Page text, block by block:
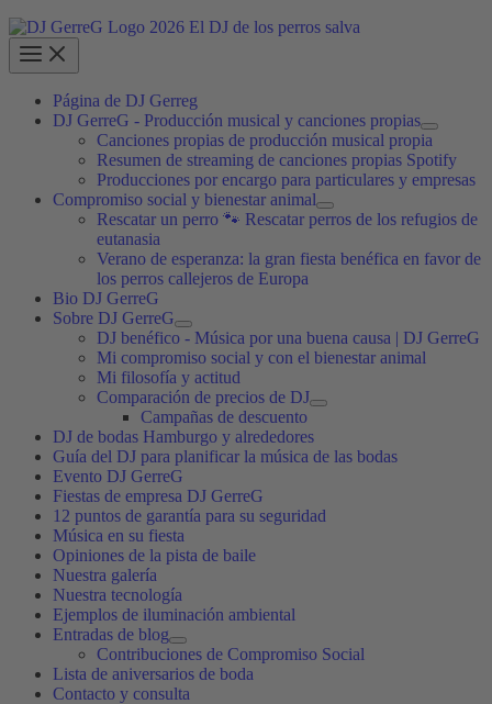
Página de DJ Gerreg
DJ GerreG - Producción musical y canciones propias
Canciones propias de producción musical propia
Resumen de streaming de canciones propias Spotify
Producciones por encargo para particulares y empresas
Compromiso social y bienestar animal
Rescatar un perro 🐾 Rescatar perros de los refugios de
eutanasia
Verano de esperanza: la gran fiesta benéfica en favor de
los perros callejeros de Europa
Bio DJ GerreG
Sobre DJ GerreG
DJ benéfico - Música por una buena causa | DJ GerreG
Mi compromiso social y con el bienestar animal
Mi filosofía y actitud
Comparación de precios de DJ
Campañas de descuento
DJ de bodas Hamburgo y alrededores
Guía del DJ para planificar la música de las bodas
Evento DJ GerreG
Fiestas de empresa DJ GerreG
12 puntos de garantía para su seguridad
Música en su fiesta
Opiniones de la pista de baile
Nuestra galería
Nuestra tecnología
Ejemplos de iluminación ambiental
Entradas de blog
Contribuciones de Compromiso Social
Lista de aniversarios de boda
Contacto y consulta